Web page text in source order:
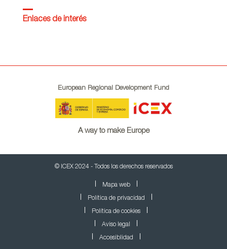
Enlaces de interés
European Regional Development Fund
A way to make Europe
© ICEX 2024 - Todos los derechos reservados
Mapa web
Política de privacidad
Política de cookies
Aviso legal
Accesiblidad